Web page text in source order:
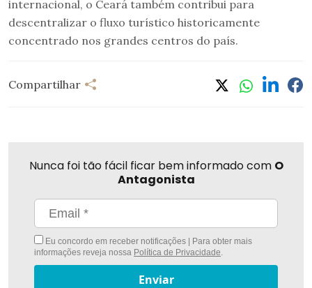
internacional, o Ceará também contribui para
descentralizar o fluxo turístico historicamente
concentrado nos grandes centros do país.
Compartilhar
Nunca foi tão fácil ficar bem informado com O
Antagonista
Eu concordo em receber notificações | Para obter mais
informações reveja nossa Política de Privacidade.
Enviar